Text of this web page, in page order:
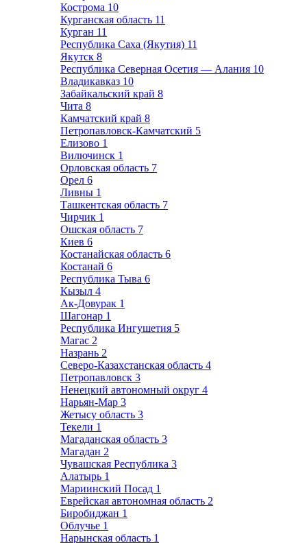
Кострома 10
Курганская область 11
Курган 11
Республика Саха (Якутия) 11
Якутск 8
Республика Северная Осетия — Алания 10
Владикавказ 10
Забайкальский край 8
Чита 8
Камчатский край 8
Петропавловск-Камчатский 5
Елизово 1
Вилючинск 1
Орловская область 7
Орел 6
Ливны 1
Ташкентская область 7
Чирчик 1
Ошская область 7
Киев 6
Костанайская область 6
Костанай 6
Республика Тыва 6
Кызыл 4
Ак-Довурак 1
Шагонар 1
Республика Ингушетия 5
Магас 2
Назрань 2
Северо-Казахстанская область 4
Петропавловск 3
Ненецкий автономный округ 4
Нарьян-Мар 3
Жетысу область 3
Текели 1
Магаданская область 3
Магадан 2
Чувашская Республика 3
Алатырь 1
Мариинский Посад 1
Еврейская автономная область 2
Биробиджан 1
Облучье 1
Нарынская область 1